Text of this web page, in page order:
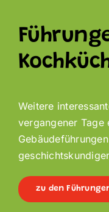
Weitere
vergangener Tage
zu den